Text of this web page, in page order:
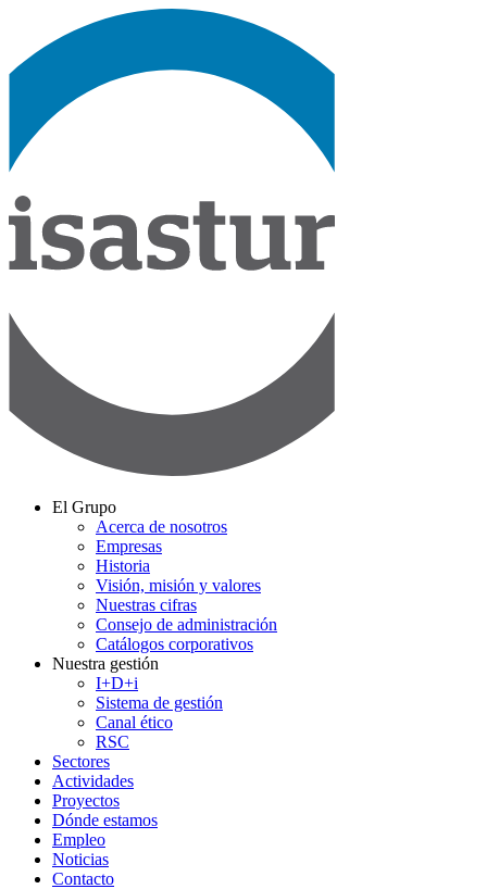
El Grupo
Acerca de nosotros
Empresas
Historia
Visión, misión y valores
Nuestras cifras
Consejo de administración
Catálogos corporativos
Nuestra gestión
I+D+i
Sistema de gestión
Canal ético
RSC
Sectores
Actividades
Proyectos
Dónde estamos
Empleo
Noticias
Contacto